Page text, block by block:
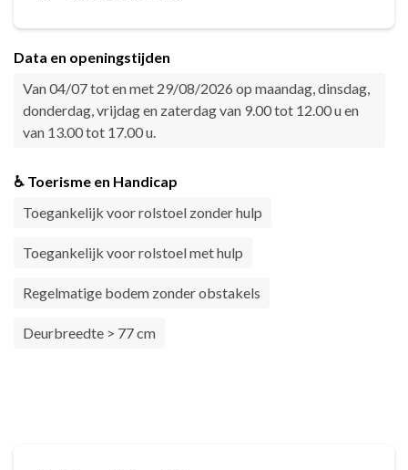
Data en openingstijden
Van 04/07 tot en met 29/08/2026 op maandag, dinsdag,
donderdag, vrijdag en zaterdag van 9.00 tot 12.00 u en
van 13.00 tot 17.00 u.
♿ Toerisme en Handicap
Toegankelijk voor rolstoel zonder hulp
Toegankelijk voor rolstoel met hulp
Regelmatige bodem zonder obstakels
Deurbreedte > 77 cm